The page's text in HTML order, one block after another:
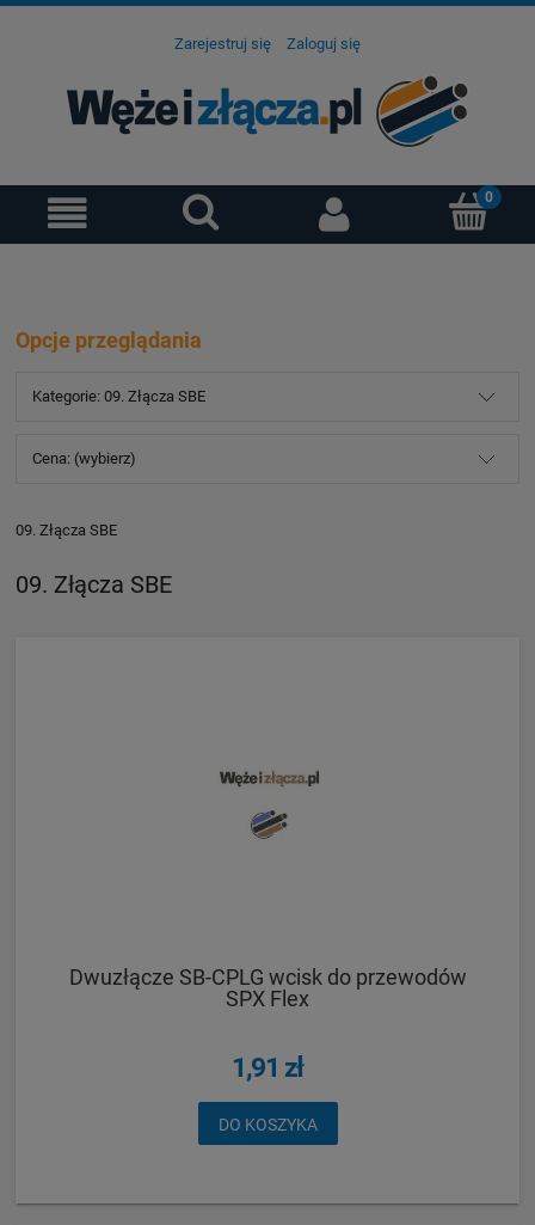
Zarejestruj się Zaloguj się
Opcje przeglądania
Kategorie: 09. Złącza SBE
Cena: (wybierz)
09. Złącza SBE
09. Złącza SBE
Dwuzłącze SB-CPLG wcisk do przewodów
SPX Flex
1,91 zł
DO KOSZYKA